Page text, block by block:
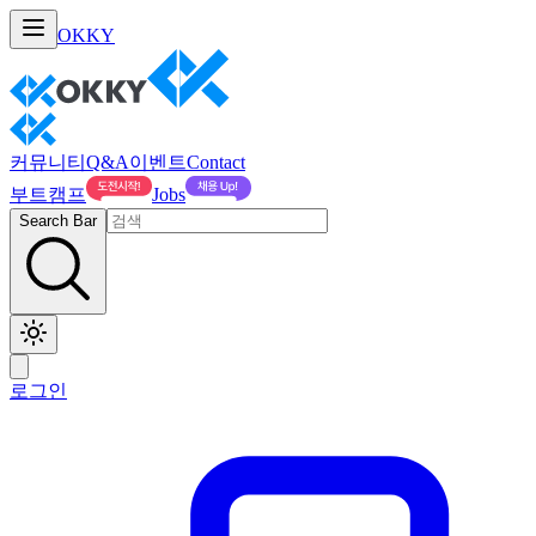
OKKY
커뮤니티 Q&A이벤트Contact
부트캠프
Jobs
Search Bar
로그인